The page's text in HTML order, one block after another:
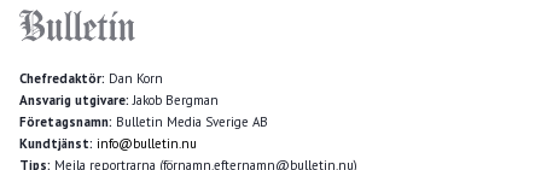
Chefredaktör: Dan Korn
Ansvarig utgivare: Jakob Bergman
Företagsnamn: Bulletin Media Sverige AB
Kundtjänst: info@bulletin.nu
Tips: Mejla reportrarna (förnamn.efternamn@bulletin.nu)